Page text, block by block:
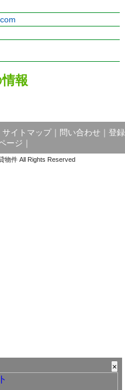
報
サイトマップ｜ 問い合わせ
登録
ージ
物件 All Rights Reserved